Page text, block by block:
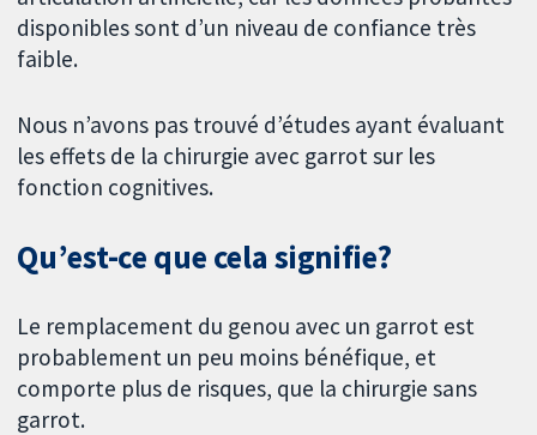
disponibles sont d’un niveau de confiance très
faible.
Nous n’avons pas trouvé d’études ayant évaluant
les effets de la chirurgie avec garrot sur les
fonction cognitives.
Qu’est-ce que cela signifie?
Le remplacement du genou avec un garrot est
probablement un peu moins bénéfique, et
comporte plus de risques, que la chirurgie sans
garrot.